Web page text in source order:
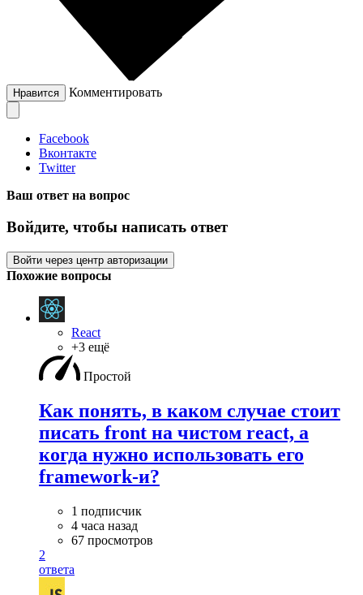
Нравится Комментировать
Facebook
Вконтакте
Twitter
Ваш ответ на вопрос
Войдите, чтобы написать ответ
Войти через центр авторизации
Похожие вопросы
React
+3 ещё
Простой
Как понять, в каком случае стоит
писать front на чистом react, а
когда нужно использовать его
framework-и?
1 подписчик
4 часа назад
67 просмотров
2
ответа